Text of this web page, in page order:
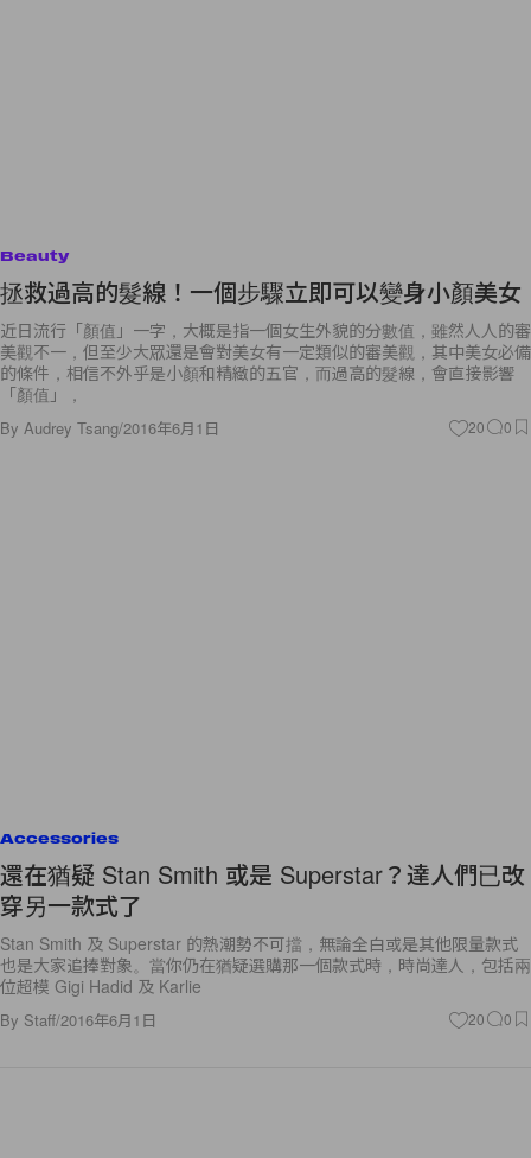
Beauty
拯救過高的髮線！一個步驟立即可以變身小顏美女
近日流行「顏值」一字，大概是指一個女生外貌的分數值，雖然人人的審
美觀不一，但至少大眾還是會對美女有一定類似的審美觀，其中美女必備
的條件，相信不外乎是小顏和精緻的五官，而過高的髮線，會直接影響
「顏值」，
By Audrey Tsang/2016年6月1日 20 0
Accessories
還在猶疑 Stan Smith 或是 Superstar？達人們已改
穿另一款式了
Stan Smith 及 Superstar 的熱潮勢不可擋，無論全白或是其他限量款式
也是大家追捧對象。當你仍在猶疑選購那一個款式時，時尚達人，包括兩
位超模 Gigi Hadid 及 Karlie
By Staff/2016年6月1日 20 0